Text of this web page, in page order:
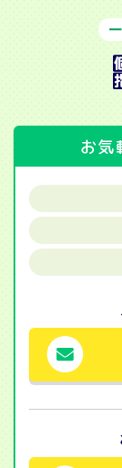
お気